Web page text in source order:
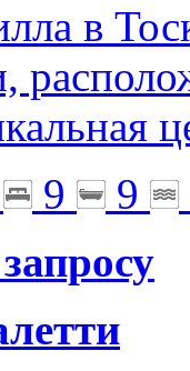
в
9
9